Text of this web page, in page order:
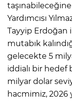
Yardımcısı
Tayyip Erdoğan
mutabık
gelecekte 5
iddialı bir hedef
milyar dolar
hacmimiz, 2026